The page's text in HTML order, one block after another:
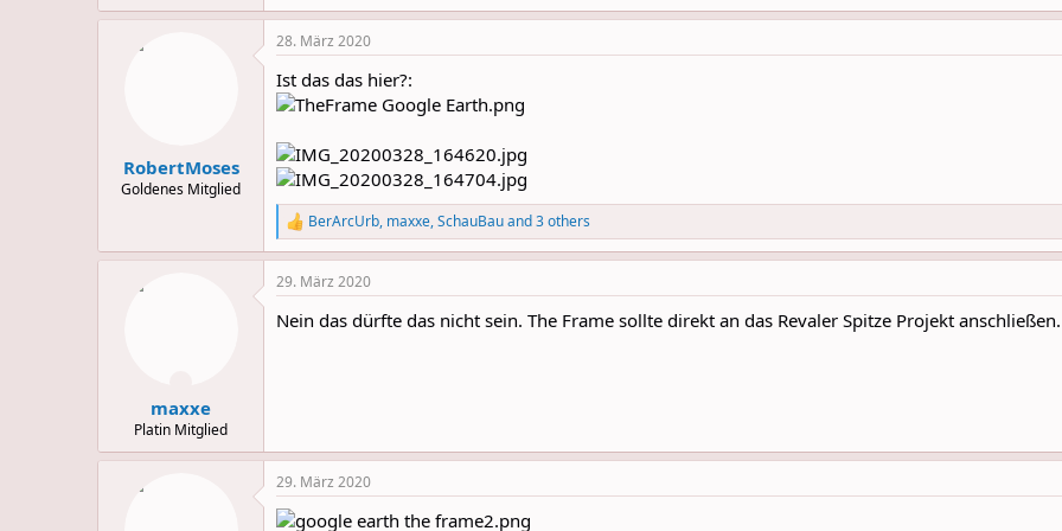
e
a
c
i
o
s
:
RobertMoses
Goldenes Mitglied
28. März 2020
Ist das das hier?:
R
e
a
c
i
BerArcUrb, maxxe,SchauBauand 3 others
maxxe
Platin Mitglied
29. März 2020
Nein das dürfte das nicht sein. The Frame sollte direkt an das Revaler Spitze Projekt anschließen.
29. März 2020